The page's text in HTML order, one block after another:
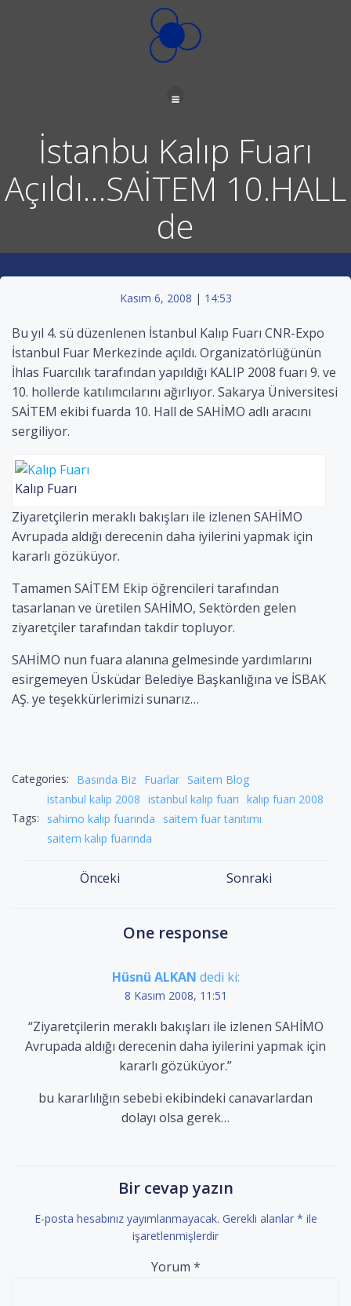
İçeriğe
geç
İstanbu Kalıp Fuarı
Açıldı…SAİTEM 10.HALL
de
Kasım 6, 2008 | 14:53
Bu yıl 4. sü düzenlenen İstanbul Kalıp Fuarı CNR-Expo
İstanbul Fuar Merkezinde açıldı. Organizatörlüğünün
İhlas Fuarcılık tarafından yapıldığı KALIP 2008 fuarı 9. ve
10. hollerde katılımcılarını ağırlıyor. Sakarya Üniversitesi
SAİTEM ekibi fuarda 10. Hall de SAHİMO adlı aracını
sergiliyor.
Kalıp Fuarı
Ziyaretçilerin meraklı bakışları ile izlenen SAHİMO
Avrupada aldığı derecenin daha iyilerini yapmak için
kararlı gözüküyor.
Tamamen SAİTEM Ekip öğrencileri tarafından
tasarlanan ve üretilen SAHİMO, Sektörden gelen
ziyaretçiler tarafından takdir topluyor.
SAHİMO nun fuara alanına gelmesinde yardımlarını
esirgemeyen Üsküdar Belediye Başkanlığına ve İSBAK
AŞ. ye teşekkürlerimizi sunarız…
Categories: Basında Biz Fuarlar Saitem Blog
Tags:
istanbul kalıp 2008 istanbul kalıp fuarı kalıp fuarı 2008
sahimo kalıp fuarında
saitem fuar tanıtımı
saitem kalıp fuarında
Yazı
dolaşımı
ÖncekiYazı
dolaşımı
Sonraki
One response
Hüsnü ALKAN dedi ki:
8 Kasım 2008, 11:51
“Ziyaretçilerin meraklı bakışları ile izlenen SAHİMO
Avrupada aldığı derecenin daha iyilerini yapmak için
kararlı gözüküyor.”
bu kararlılığın sebebi ekibindeki canavarlardan
dolayı olsa gerek…
Bir cevap yazın
E-posta hesabınız yayımlanmayacak. Gerekli alanlar * ile
işaretlenmişlerdir
Yorum *